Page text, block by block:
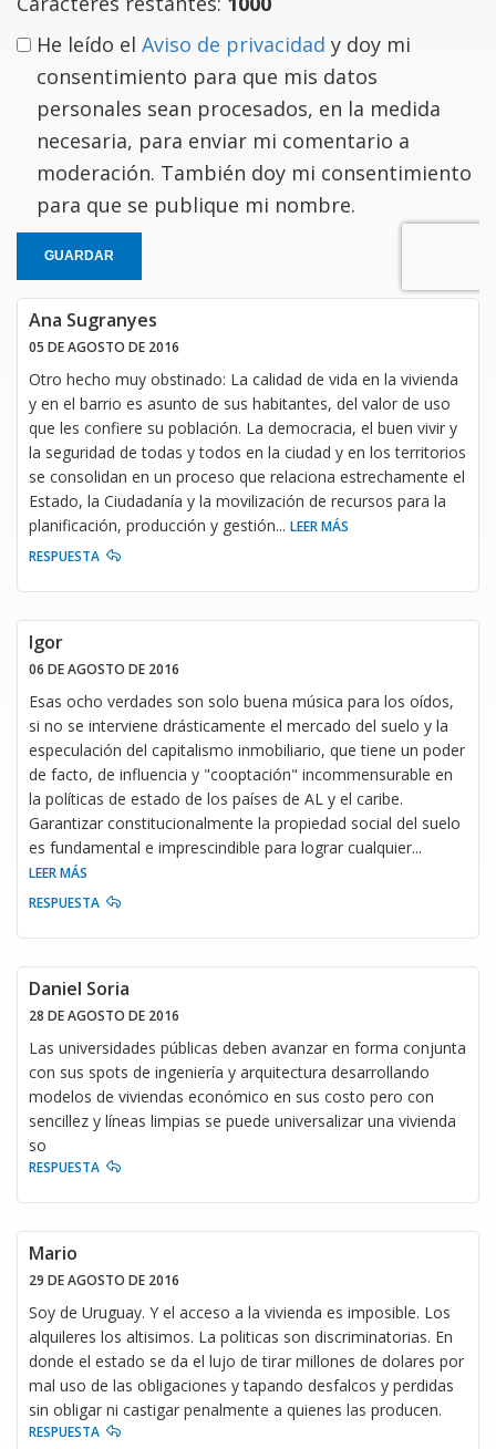
He leído el Aviso de privacidad y doy mi
consentimiento para que mis datos
personales sean procesados, en la medida
necesaria, para enviar mi comentario a
moderación. También doy mi consentimiento
para que se publique mi nombre.
GUARDAR
Ana Sugranyes
05 DE AGOSTO DE 2016
Otro hecho muy obstinado: La calidad de vida en la vivienda
y en el barrio es asunto de sus habitantes, del valor de uso
que les confiere su población. La democracia, el buen vivir y
la seguridad de todas y todos en la ciudad y en los territorios
se consolidan en un proceso que relaciona estrechamente el
Estado, la Ciudadanía y la movilización de recursos para la
planificación, producción y gestión... LEER MÁS
RESPUESTA
Igor
06 DE AGOSTO DE 2016
Esas ocho verdades son solo buena música para los oídos,
si no se interviene drásticamente el mercado del suelo y la
especulación del capitalismo inmobiliario, que tiene un poder
de facto, de influencia y "cooptación" incommensurable en
la políticas de estado de los países de AL y el caribe.
Garantizar constitucionalmente la propiedad social del suelo
es fundamental e imprescindible para lograr cualquier...
LEER MÁS
RESPUESTA
Daniel Soria
28 DE AGOSTO DE 2016
Las universidades públicas deben avanzar en forma conjunta
con sus spots de ingeniería y arquitectura desarrollando
modelos de viviendas económico en sus costo pero con
sencillez y líneas limpias se puede universalizar una vivienda
so
RESPUESTA
Mario
29 DE AGOSTO DE 2016
Soy de Uruguay. Y el acceso a la vivienda es imposible. Los
alquileres los altisimos. La politicas son discriminatorias. En
donde el estado se da el lujo de tirar millones de dolares por
mal uso de las obligaciones y tapando desfalcos y perdidas
sin obligar ni castigar penalmente a quienes las producen.
RESPUESTA